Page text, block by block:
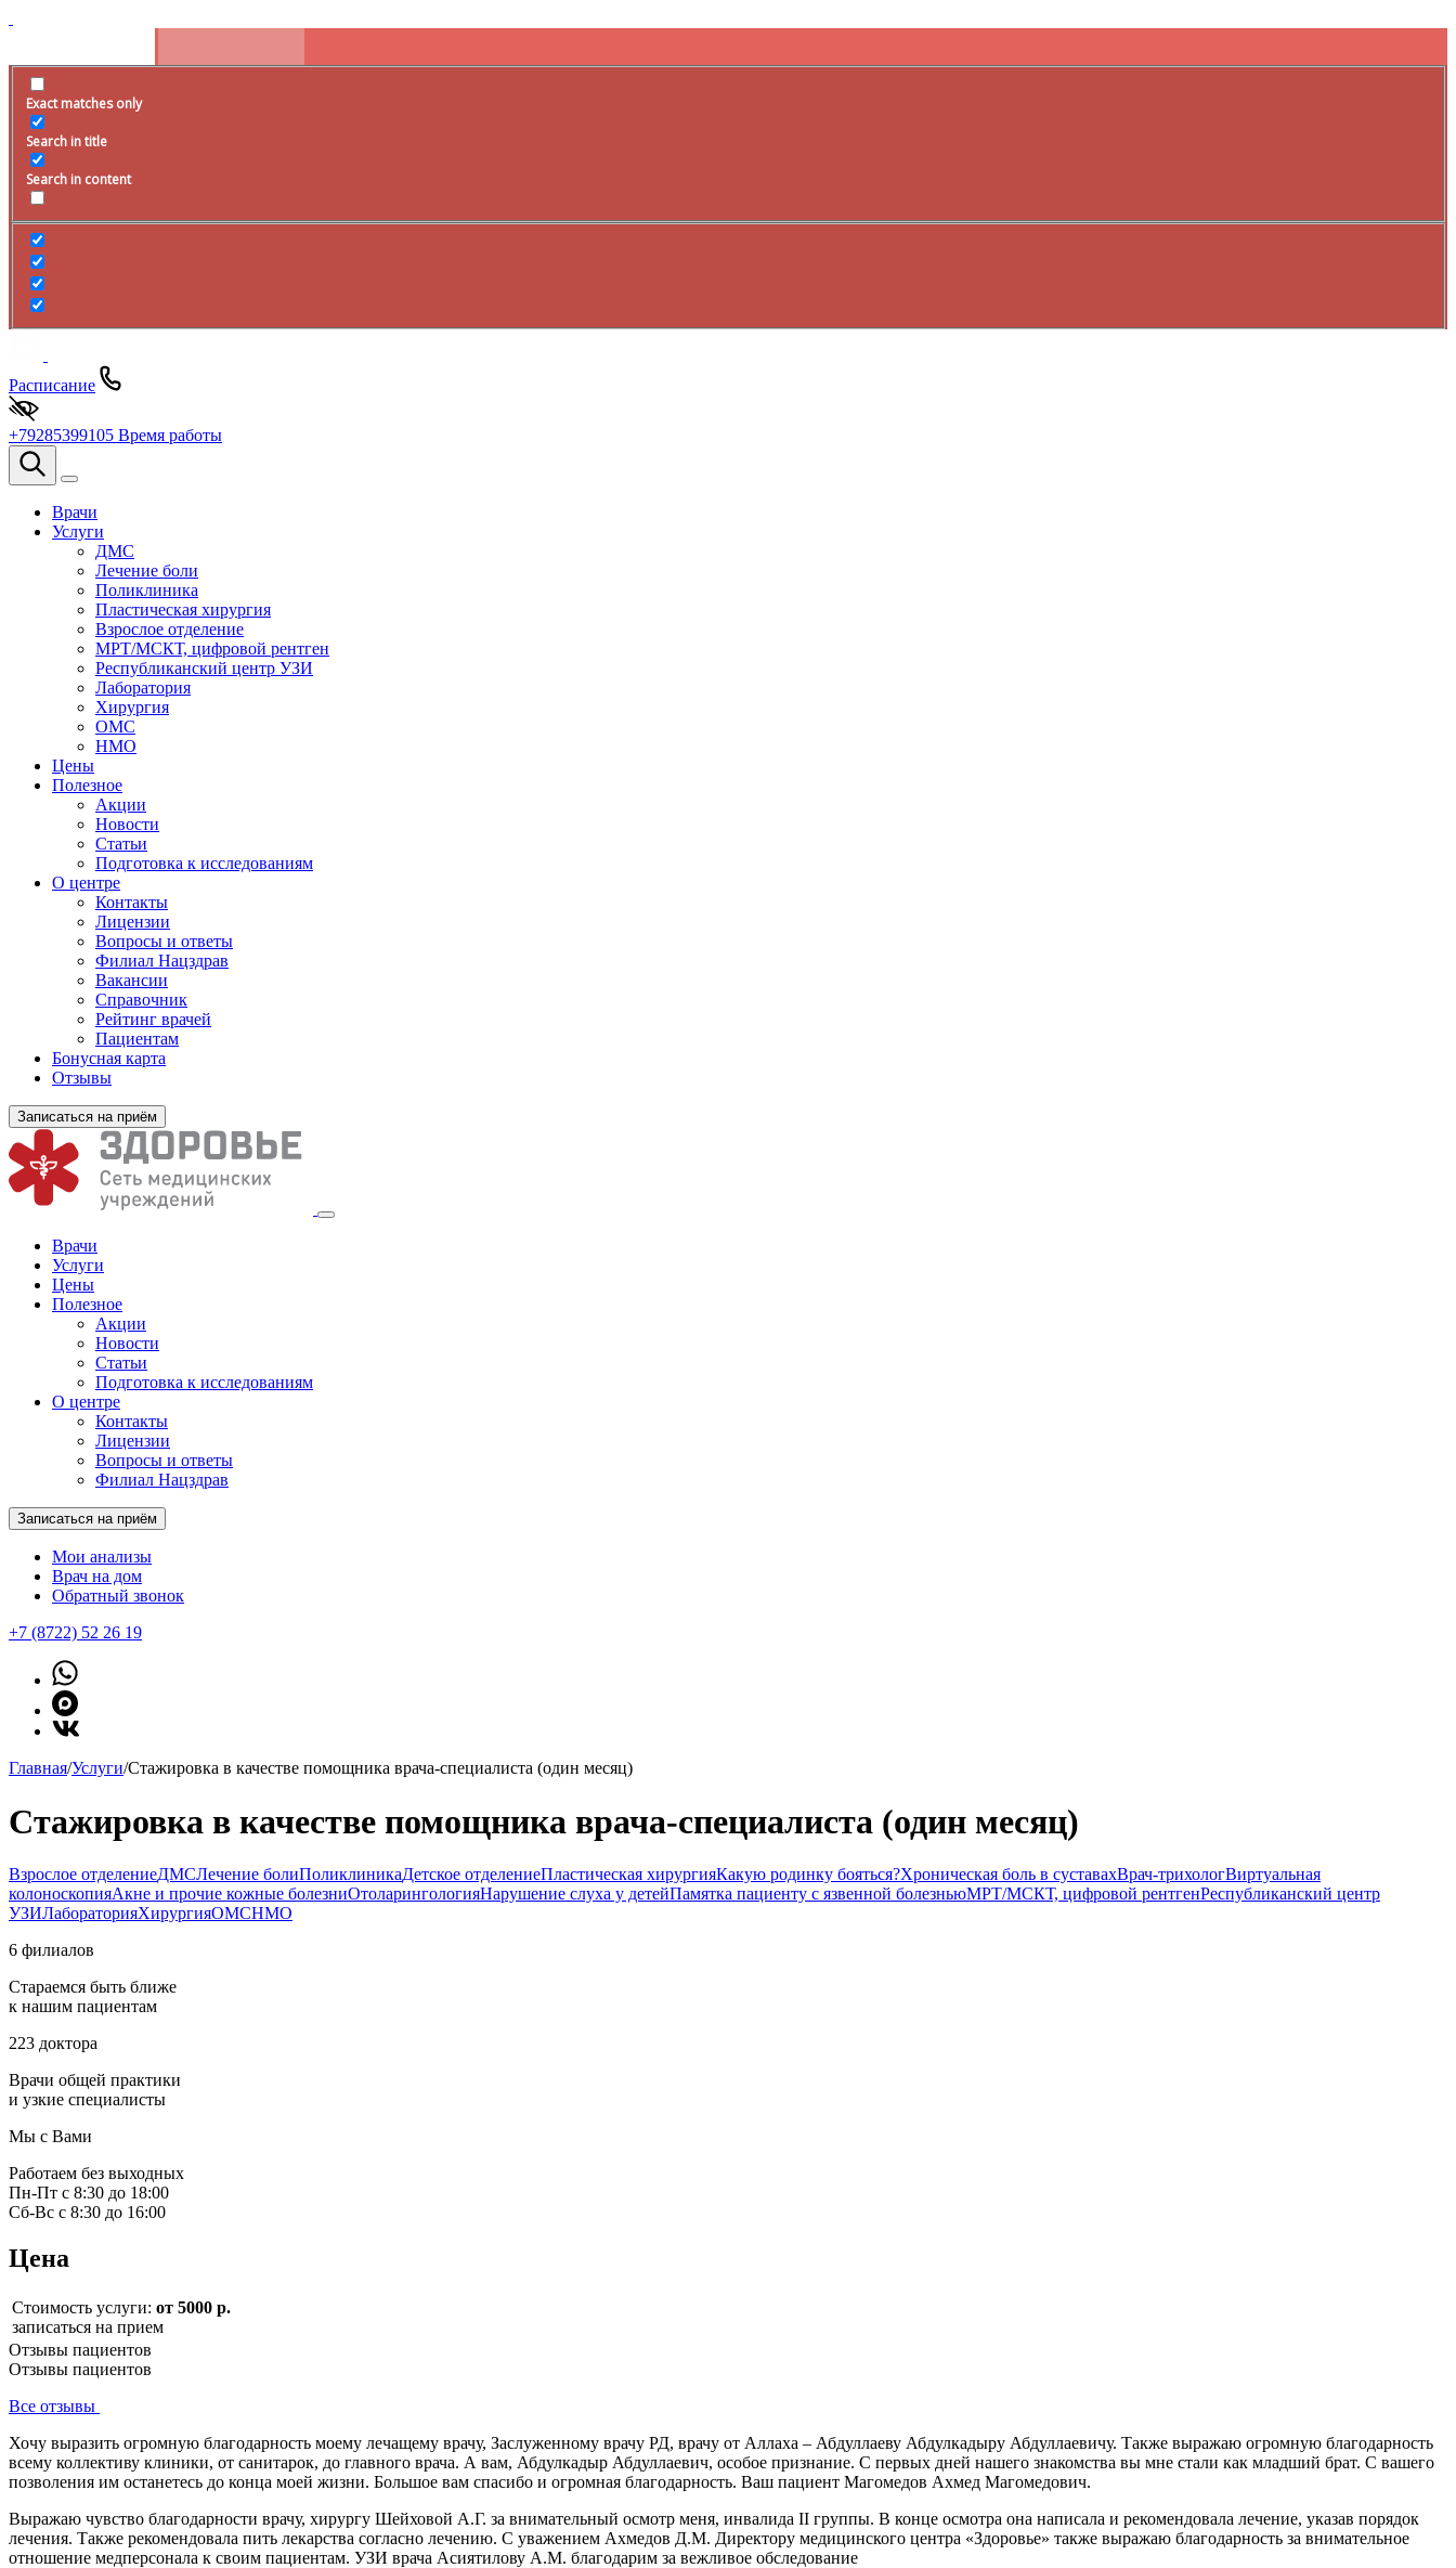
Exact matches only
Search in title
Search in content
Расписание
+79285399105 Время работы
Врачи
Услуги
ДМС
Лечение боли
Поликлиника
Пластическая хирургия
Взрослое отделение
МРТ/МСКТ, цифровой рентген
Республиканский центр УЗИ
Лаборатория
Хирургия
ОМС
НМО
Цены
Полезное
Акции
Новости
Статьи
Подготовка к исследованиям
О центре
Контакты
Лицензии
Вопросы и ответы
Филиал Нацздрав
Вакансии
Справочник
Рейтинг врачей
Пациентам
Бонусная карта
Отзывы
Записаться на приём
Врачи
Услуги
Цены
Полезное
Акции
Новости
Статьи
Подготовка к исследованиям
О центре
Контакты
Лицензии
Вопросы и ответы
Филиал Нацздрав
Записаться на приём
Мои анализы
Врач на дом
Обратный звонок
+7 (8722) 52 26 19
Главная/Услуги/Стажировка в качестве помощника врача-специалиста (один месяц)
Стажировка в качестве помощника врача-специалиста (один месяц)
Взрослое отделениеДМСЛечение болиПоликлиникаДетское отделениеПластическая хирургияКакую родинку бояться?Хроническая боль в суставахВрач-трихологВиртуальная
колоноскопияАкне и прочие кожные болезниОтоларингологияНарушение слуха у детейПамятка пациенту с язвенной болезньюМРТ/МСКТ, цифровой рентгенРеспубликанский центр
УЗИЛабораторияХирургияОМСНМО
6 филиалов
Стараемся быть ближе
к нашим пациентам
223 доктора
Врачи общей практики
и узкие специалисты
Мы с Вами
Работаем без выходных
Пн-Пт с 8:30 до 18:00
Сб-Вс с 8:30 до 16:00
Цена
Стоимость услуги: от 5000 р.
записаться на прием
Отзывы пациентов
Отзывы пациентов
Все отзывы
Хочу выразить огромную благодарность моему лечащему врачу, Заслуженному врачу РД, врачу от Аллаха – Абдуллаеву Абдулкадыру Абдуллаевичу. Также выражаю огромную благодарность
всему коллективу клиники, от санитарок, до главного врача. А вам, Абдулкадыр Абдуллаевич, особое признание. С первых дней нашего знакомства вы мне стали как младший брат. С вашего
позволения им останетесь до конца моей жизни. Большое вам спасибо и огромная благодарность. Ваш пациент Магомедов Ахмед Магомедович.
Выражаю чувство благодарности врачу, хирургу Шейховой А.Г. за внимательный осмотр меня, инвалида II группы. В конце осмотра она написала и рекомендовала лечение, указав порядок
лечения. Также рекомендовала пить лекарства согласно лечению. С уважением Ахмедов Д.М. Директору медицинского центра «Здоровье» также выражаю благодарность за внимательное
отношение медперсонала к своим пациентам. УЗИ врача Асиятилову А.М. благодарим за вежливое обследование